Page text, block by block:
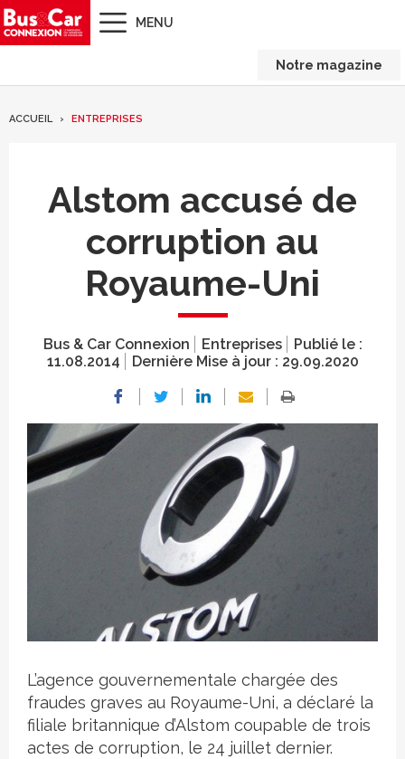
MENU
Notre magazine
ACCUEIL ENTREPRISES
Alstom accusé de
corruption au
Royaume-Uni
Bus & Car Connexion Entreprises
Publié le :
11.08.2014
Dernière Mise à jour : 29.09.2020
Crédit photo
L’agence gouvernementale chargée des
fraudes graves au Royaume-Uni, a déclaré la
filiale britannique d’Alstom coupable de trois
actes de corruption, le 24 juillet dernier.